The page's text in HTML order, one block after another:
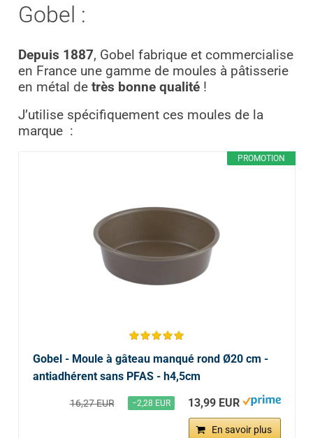
Gobel :
Depuis 1887, Gobel fabrique et commercialise
en France une gamme de moules à pâtisserie
en métal de très bonne qualité!
J’utilise spécifiquement ces moules de la
marque :
PROMOTION
Gobel - Moule à gâteau manqué rond Ø20 cm -
antiadhérent sans PFAS - h4,5cm
16,27 EUR −2,28 EUR 13,99 EUR
En savoir plus